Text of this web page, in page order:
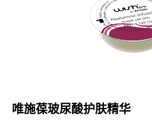
唯施葆玻尿酸护肤精华